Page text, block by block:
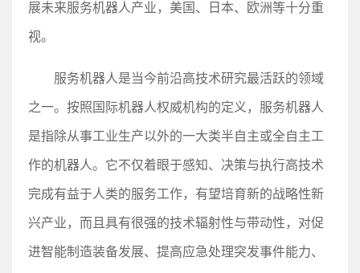
展未来服务机器人产业，美国、日本、欧洲等十分重
视。
服务机器人是当今前沿高技术研究最活跃的领域
之一。按照国际机器人权威机构的定义，服务机器人
是指除从事工业生产以外的一大类半自主或全自主工
作的机器人。它不仅着眼于感知、决策与执行高技术
完成有益于人类的服务工作，有望培育新的战略性新
兴产业，而且具有很强的技术辐射性与带动性，对促
进智能制造装备发展、提高应急处理突发事件能力、